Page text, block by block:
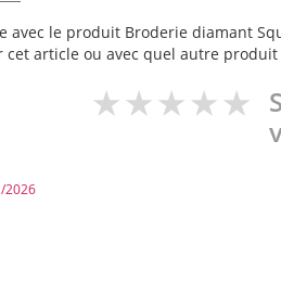
avec le produit Broderie diamant
cet article ou avec quel autre produit
2026